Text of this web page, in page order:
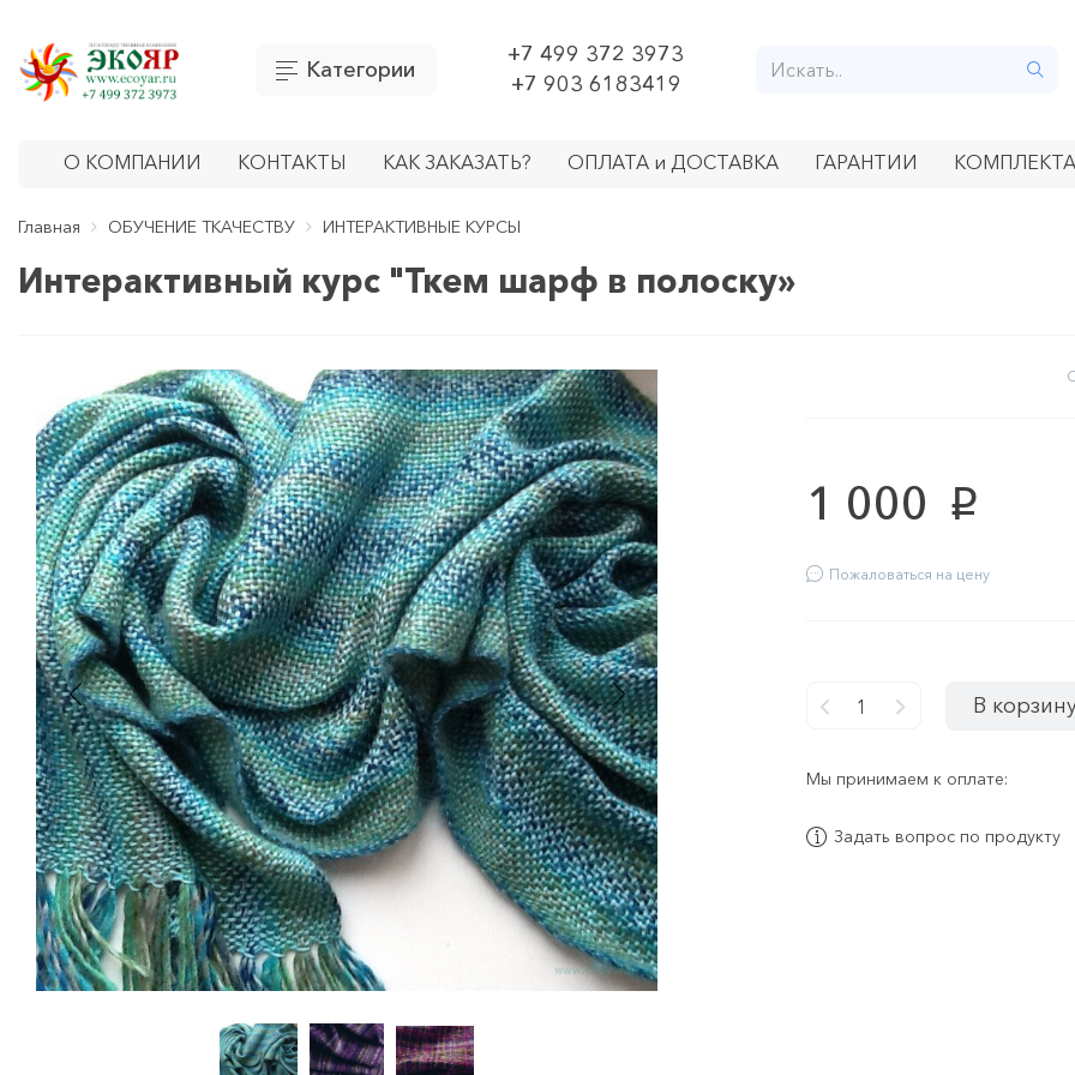
Категории
+7 499 372 3973
+7 903 6183419
О КОМПАНИИ КОНТАКТЫ КАК ЗАКАЗАТЬ? ОПЛАТА и ДОСТАВКА ГАРАНТИИ
Главная ОБУЧЕНИЕ ТКАЧЕСТВУ ИНТЕРАКТИВНЫЕ КУРСЫ
Интерактивный курс "Ткем шарф в полоску»
1 000 p
Пожаловаться на цену
- + В
Мы принимаем к оплате:
Задать вопрос по продукту